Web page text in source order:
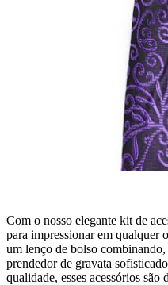
Com o nosso elegante kit de
para impressionar em qualquer
um lenço de bolso
prendedor de gravata
qualidade, esses acessórios